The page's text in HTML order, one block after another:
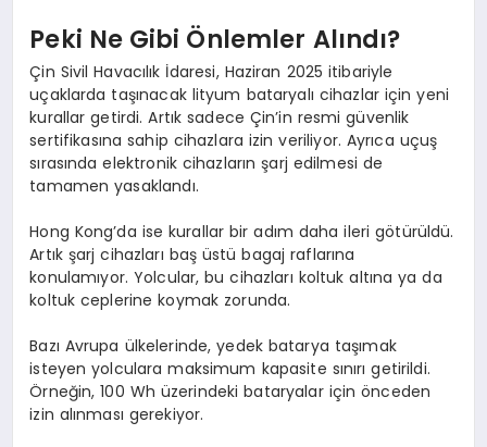
Peki Ne Gibi Önlemler Alındı?
Çin Sivil Havacılık İdaresi, Haziran 2025 itibariyle
uçaklarda taşınacak lityum bataryalı cihazlar için yeni
kurallar getirdi. Artık sadece Çin’in resmi güvenlik
sertifikasına sahip cihazlara izin veriliyor. Ayrıca uçuş
sırasında elektronik cihazların şarj edilmesi de
tamamen yasaklandı.
Hong Kong’da ise kurallar bir adım daha ileri götürüldü.
Artık şarj cihazları baş üstü bagaj raflarına
konulamıyor. Yolcular, bu cihazları koltuk altına ya da
koltuk ceplerine koymak zorunda.
Bazı Avrupa ülkelerinde, yedek batarya taşımak
isteyen yolculara maksimum kapasite sınırı getirildi.
Örneğin, 100 Wh üzerindeki bataryalar için önceden
izin alınması gerekiyor.